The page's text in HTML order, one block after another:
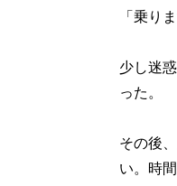
「乗り
少し迷
った。
その後
い。時